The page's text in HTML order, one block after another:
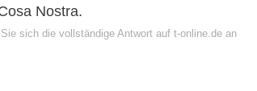
Nostra.
sich die vollständige Antwort auf t-online.de an